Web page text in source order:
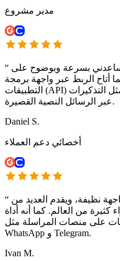
مدير مشروع
“ بسرعة وبوضوح على
أتاح الربط عبر واجهة برمجة
التطبيقات (API) مع تطبيقنا الداخلي ميزات أتمتة مثل التذكيرات
عبر الرسائل النصية القصيرة.
Daniel S.
أخصائي دعم العملاء
“ نظيفة، ويقدم العديد من
كثيرة من العالم. كما أنه أداة
على منصات المراسلة مثل
WhatsApp و Telegram.
Ivan M.